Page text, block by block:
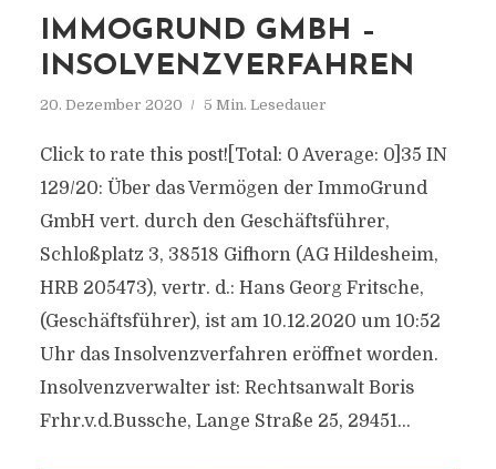
IMMOGRUND GMBH –
INSOLVENZVERFAHREN
20. Dezember 2020 5 Min. Lesedauer
Click to rate this post![Total: 0 Average: 0]35 IN
129/20: Über das Vermögen der ImmoGrund
GmbH vert. durch den Geschäftsführer,
Schloßplatz 3, 38518 Gifhorn (AG Hildesheim,
HRB 205473), vertr. d.: Hans Georg Fritsche,
(Geschäftsführer), ist am 10.12.2020 um 10:52
Uhr das Insolvenzverfahren eröffnet worden.
Insolvenzverwalter ist: Rechtsanwalt Boris
Frhr.v.d.Bussche, Lange Straße 25, 29451...